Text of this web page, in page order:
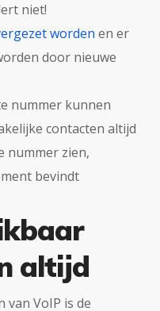
niet!
worden en er
door nieuwe
nummer kunnen
contacten altijd
nummer zien,
bevindt
altijd
van VoIP is de